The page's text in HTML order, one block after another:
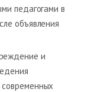
педагогами в
объявления
и